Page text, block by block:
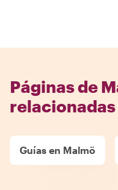
Páginas de
relacionadas
Guías en Malmö